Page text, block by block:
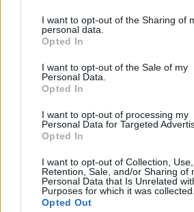
I want to opt-out of the Sharing of
personal data.
Opted In
I want to opt-out of the Sale of my
Personal Data.
Opted In
I want to opt-out of processing my
Personal Data for Targeted
Opted In
I want to opt-out of Collection, Use,
Retention, Sale, and/or Sharing of
Personal Data that Is Unrelated
Purposes for which it was collected.
Opted Out
ΥΠΟΔΟΜΕΣ & ΚΑΤΑΣΚΕΥΕΣ
Χρίστος Δήμας: Καθοριστική
εκσυγχρονισμό της
υπογραφή της σύμβασης PBN
Η σύμβαση για την υλοποίηση των
Βάσει Επιδόσεων (Performance Based